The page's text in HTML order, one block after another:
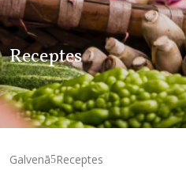
Receptes
Galvenā Receptes